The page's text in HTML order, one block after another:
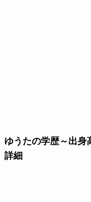
ゆうたの学歴～出身
詳細